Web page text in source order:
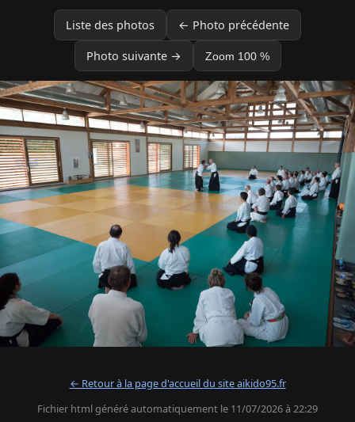
Liste des photos ← Photo précédente
Photo suivante → Zoom 100 %
← Retour à la page d'accueil du site aikido95.fr
Fichier html généré automatiquement le 11/07/2026 à 22:29